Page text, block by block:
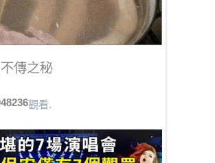
傳之秘
觀看.